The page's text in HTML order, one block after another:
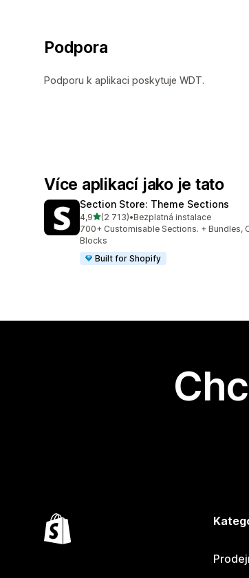
Podpora
Podporu k aplikaci poskytuje WDT.
Více aplikací jako je tato
Section Store: Theme Sections
4,9z 5 hvězd
(2 713)
Celkový počet recenzí: 2713
•Bezplatná instalace
700+ Customisable Sections. + Bundles,
Blocks
Built for Shopify